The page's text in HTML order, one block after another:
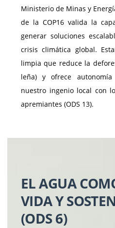
Ministerio de Minas y
de la COP16 valida la
generar soluciones
crisis climática global.
limpia que reduce la
leña) y ofrece autonomía
nuestro ingenio local con
apremiantes (ODS 13).
EL AGUA
VIDA Y
(ODS 6)